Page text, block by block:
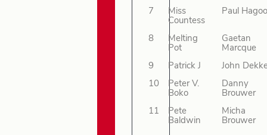
7
Miss
Countess
Paul
8
Melting
Pot
Gaetan
Marcque
9
Patrick J
John
10
Peter V.
Boko
Danny
Brouwer
11
Pete
Baldwin
Micha
Brouwer